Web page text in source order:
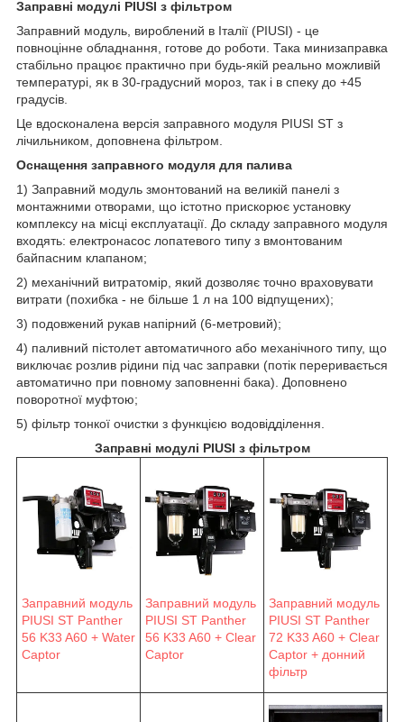
Заправні модулі PIUSI з фільтром
Заправний модуль, вироблений в Італії (PIUSI) - це
повноцінне обладнання, готове до роботи. Така минизаправка
стабільно працює практично при будь-якій реально можливій
температурі, як в 30-градусний мороз, так і в спеку до +45
градусів.
Це вдосконалена версія заправного модуля PIUSI ST з
лічильником, доповнена фільтром.
Оснащення заправного модуля для палива
1) Заправний модуль змонтований на великій панелі з
монтажними отворами, що істотно прискорює установку
комплексу на місці експлуатації. До складу заправного модуля
входять: електронасос лопатевого типу з вмонтованим
байпасним клапаном;
2) механічний витратомір, який дозволяє точно враховувати
витрати (похибка - не більше 1 л на 100 відпущених);
3) подовжений рукав напірний (6-метровий);
4) паливний пістолет автоматичного або механічного типу, що
виключає розлив рідини під час заправки (потік переривається
автоматично при повному заповненні бака). Доповнено
поворотної муфтою;
5) фільтр тонкої очистки з функцією водовідділення.
Заправні модулі PIUSI з фільтром
Заправний модуль
PIUSI ST Panther
56 K33 A60 + Water
Captor
Заправний модуль
PIUSI ST Panther
56 K33 A60 + Clear
Captor
Заправний модуль
PIUSI ST Panther
72 K33 A60 + Clear
Captor + донний
фільтр